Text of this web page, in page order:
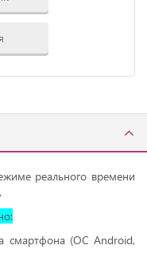
реального времени
смартфона (ОС Android,